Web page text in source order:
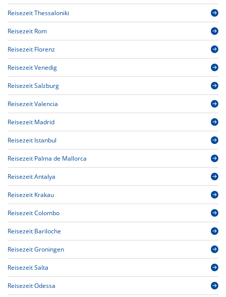
Reisezeit Thessaloniki
Reisezeit Rom
Reisezeit Florenz
Reisezeit Venedig
Reisezeit Salzburg
Reisezeit Valencia
Reisezeit Madrid
Reisezeit Istanbul
Reisezeit Palma de Mallorca
Reisezeit Antalya
Reisezeit Krakau
Reisezeit Colombo
Reisezeit Bariloche
Reisezeit Groningen
Reisezeit Salta
Reisezeit Odessa